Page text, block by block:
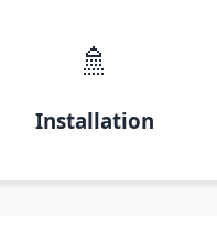
🚿
Installation